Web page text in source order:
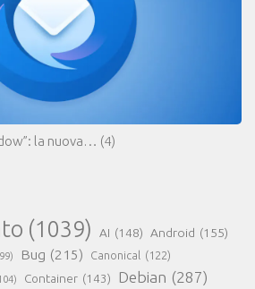
la nuova… (4)
(1039) AI (148) Android (155)
Bug (215) Canonical (122)
Container (143) Debian (287)